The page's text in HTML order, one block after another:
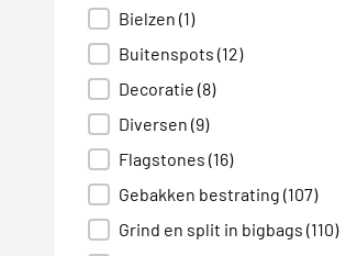
Bielzen (1)
Buitenspots (12)
Decoratie (8)
Diversen (9)
Flagstones (16)
Gebakken bestrating (107)
Grind en split in bigbags (110)